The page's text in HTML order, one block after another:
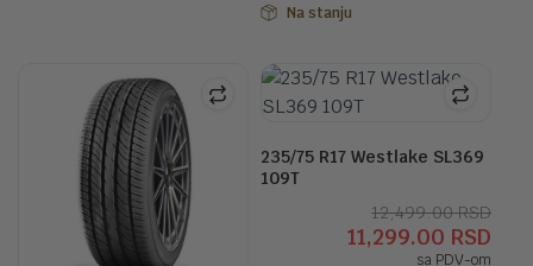
Na stanju
235/75 R17 Westlake SL369
109T
12,499.00RSD
11,299.00 RSD
sa PDV-om